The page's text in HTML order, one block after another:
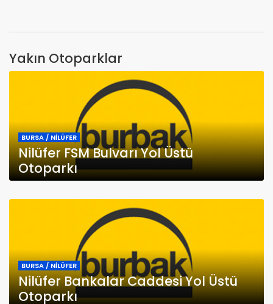
Yakın Otoparklar
BURSA / NİLÜFER
Nilüfer FSM Bulvarı Yol Üstü
Otoparkı
BURSA / NİLÜFER
Nilüfer Bankalar Caddesi Yol Üstü
Otoparkı